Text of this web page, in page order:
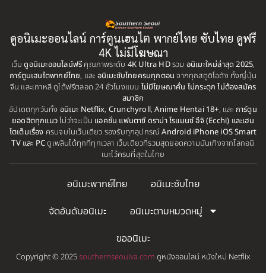
BBC (1)
Big tits (นมใหญ่)(19)
Biography(1)
Bitch (ผู้หญิงร่าน) (1)
Blackmail (ข่มขู่)(1)
Censored (เซ็นเซอร์)(19)
1997
1996
1995
1993
1992
1991
1990
1989
1988
1987
1985
1984
1983
1982
1981
1980
1979
ดูอนิเมะออนไลน์ การ์ตูนเฮนไต พากย์ไทย ซับไทย ดูฟรี
4K ไม่มีโฆษณา
เว็บดูอนิเมะออนไลน์ฟรี คุณภาพระดับ 4K Ultra HDรวม อนิเมะใหม่ล่าสุด 2025,
การ์ตูนเฮนไตพากย์ไทย, และ อนิเมะซับไทยครบทุกตอน จากทุกสตูดิโอดัง ทั้งญี่ปุ่น
จีน และเกาหลี ดูได้ฟรีตลอด 24 ชั่วโมงแบบ ไม่มีโฆษณาคั่น ไม่กระตุก ไม่ต้องสมัคร
สมาชิก
อัปเดตทุกวันทั้ง อนิเมะ Netflix, Crunchyroll,Anime Hentai 18+, และ การ์ตูน
ยอดฮิตทุกแนวไม่ว่าจะเป็น แอคชั่น แฟนตาซี ดราม่า โรแมนซ์ อีจิ (Ecchi) และเฮน
ไตเต็มเรื่อง ครบจบในเว็บเดียว รองรับทุกอุปกรณ์Android iPhone iOS Smart
TV และ PCดูเพลินได้ทุกที่ทุกเวลา เว็บเดียวที่รวมสุดยอดความบันเทิงจากโลกอนิ
เมะไว้ครบที่สุดในไทย
อนิเมะพากย์ไทย
อนิเมะซับไทย
จัดอันดับอนิเมะ
อนิเมะตามหมวดหมู่
ขออนิเมะ
Copyright © 2025southernseoulva.com ดูหนังออนไลน์ หนังใหม่ Netflix